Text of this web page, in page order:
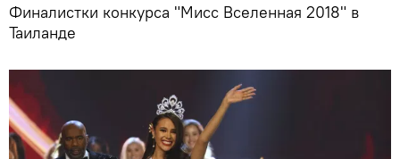
Финалистки конкурса "Мисс Вселенная 2018" в
Таиланде